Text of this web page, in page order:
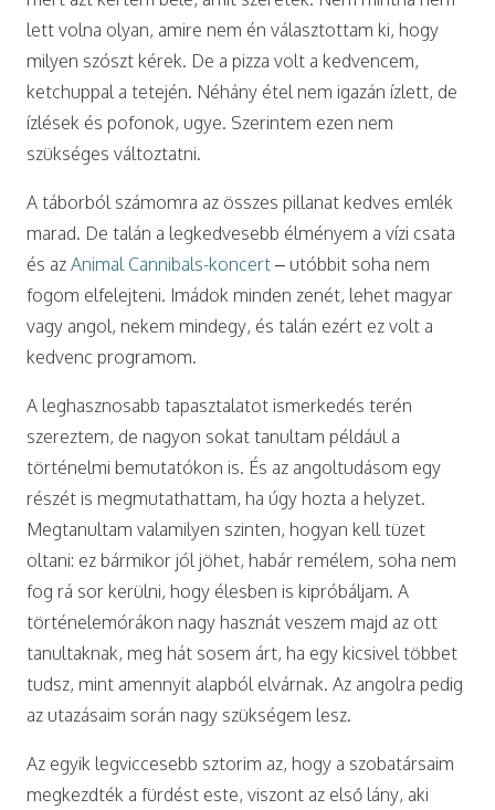
lett volna olyan, amire nem én választottam ki, hogy
milyen szószt kérek. De a pizza volt a kedvencem,
ketchuppal a tetején. Néhány étel nem igazán ízlett, de
ízlések és pofonok, ugye. Szerintem ezen nem
szükséges változtatni.
A táborból számomra az összes pillanat kedves emlék
marad. De talán a legkedvesebb élményem a vízi csata
és az Animal Cannibals-koncert – utóbbit soha nem
fogom elfelejteni. Imádok minden zenét, lehet magyar
vagy angol, nekem mindegy, és talán ezért ez volt a
kedvenc programom.
A leghasznosabb tapasztalatot ismerkedés terén
szereztem, de nagyon sokat tanultam például a
történelmi bemutatókon is. És az angoltudásom egy
részét is megmutathattam, ha úgy hozta a helyzet.
Megtanultam valamilyen szinten, hogyan kell tüzet
oltani: ez bármikor jól jöhet, habár remélem, soha nem
fog rá sor kerülni, hogy élesben is kipróbáljam. A
történelemórákon nagy hasznát veszem majd az ott
tanultaknak, meg hát sosem árt, ha egy kicsivel többet
tudsz, mint amennyit alapból elvárnak. Az angolra pedig
az utazásaim során nagy szükségem lesz.
Az egyik legviccesebb sztorim az, hogy a szobatársaim
megkezdték a fürdést este, viszont az első lány, aki